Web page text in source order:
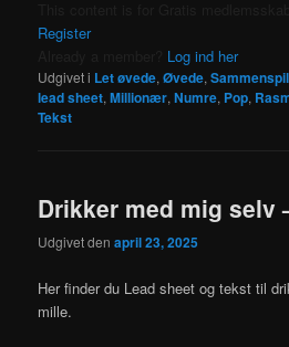
Register
Log ind her
Udgivet i Let øvede,Øvede,Sammenspil
lead sheet,Millionær,Numre, Pop,
Tekst
Drikker med mig selv
Udgivet denapril 23, 2025
Her finder du Lead sheet og tekst til
mille.